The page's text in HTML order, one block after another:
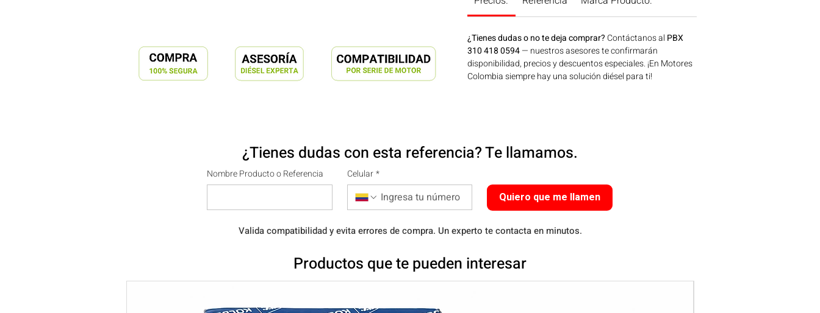
¿Tienes dudas o no te deja comprar? Contáctanos al PBX
310 418 0594— nuestros asesores te confirmarán
disponibilidad, precios y descuentos especiales. ¡En Motores
Colombia siempre hay una solución diésel para ti!
¿Tienes dudas con esta referencia? Te llamamos.
Nombre Producto o Referencia Celular *
Quiero que me llamen
Valida compatibilidad y evita errores de compra. Un experto te contacta en minutos.
Productos que te pueden interesar